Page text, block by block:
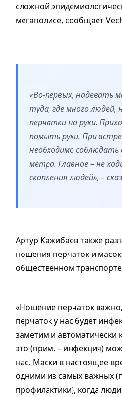
сложной
мегаполисе, сообщает
«Во-первых, надевать
туда, где много людей,
перчатки на руки.
помыть руки. При
необходимо
метра. Главное – не
скопления людей», –
Артур Кажибаев также
ношения перчаток и
общественном
«Ношение перчаток
перчаток у нас будет
заметим и автоматически
это (прим. – инфекция)
нас. Маски в настоящее
одними из самых важных
профилактики), когда